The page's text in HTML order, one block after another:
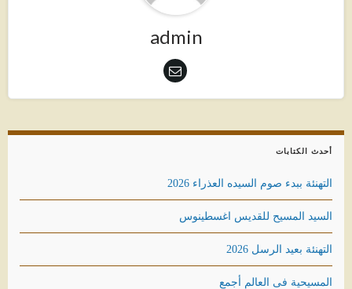
admin
أحدث الكتابات
التهنئة ببدء صوم السيده العذراء 2026
السيد المسيح للقديس اغسطينوس
التهنئة بعيد الرسل 2026
المسيحية فى العالم أجمع